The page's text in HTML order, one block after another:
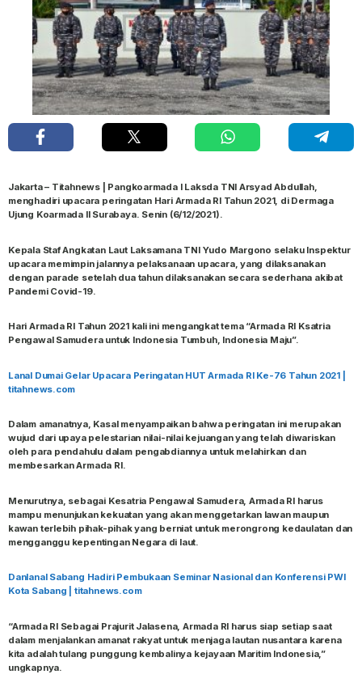
Jakarta – Titahnews | Pangkoarmada l Laksda TNI Arsyad Abdullah,
menghadiri upacara peringatan Hari Armada RI Tahun 2021, di Dermaga
Ujung Koarmada ll Surabaya. Senin (6/12/2021).
Kepala Staf Angkatan Laut Laksamana TNI Yudo Margono selaku Inspektur
upacara memimpin jalannya pelaksanaan upacara, yang dilaksanakan
dengan parade setelah dua tahun dilaksanakan secara sederhana akibat
Pandemi Covid-19.
Hari Armada RI Tahun 2021 kali ini mengangkat tema “Armada RI Ksatria
Pengawal Samudera untuk Indonesia Tumbuh, Indonesia Maju”.
Lanal Dumai Gelar Upacara Peringatan HUT Armada RI Ke-76 Tahun 2021 |
titahnews.com
Dalam amanatnya, Kasal menyampaikan bahwa peringatan ini merupakan
wujud dari upaya pelestarian nilai-nilai kejuangan yang telah diwariskan
oleh para pendahulu dalam pengabdiannya untuk melahirkan dan
membesarkan Armada RI.
Menurutnya, sebagai Kesatria Pengawal Samudera, Armada RI harus
mampu menunjukan kekuatan yang akan menggetarkan lawan maupun
kawan terlebih pihak-pihak yang berniat untuk merongrong kedaulatan dan
mengganggu kepentingan Negara di laut.
Danlanal Sabang Hadiri Pembukaan Seminar Nasional dan Konferensi PWI
Kota Sabang | titahnews.com
“Armada RI Sebagai Prajurit Jalasena, Armada RI harus siap setiap saat
dalam menjalankan amanat rakyat untuk menjaga lautan nusantara karena
kita adalah tulang punggung kembalinya kejayaan Maritim Indonesia,”
ungkapnya.